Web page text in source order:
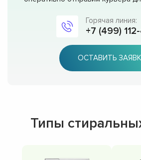
Горячая линия:
+7 (499)
ОСТАВИТЬ
Типы